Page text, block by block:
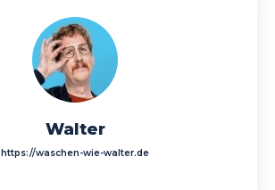
Walter
https://waschen-wie-walter.de